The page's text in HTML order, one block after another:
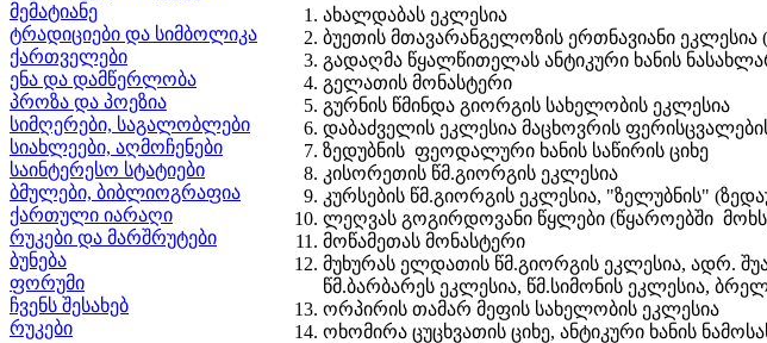
მემატიანე
ტრადიციები და სიმბოლიკა
ქართველები
ენა და დამწერლობა
პროზა და პოეზია
სიმღერები, საგალობლები
სიახლეები, აღმოჩენები
საინტერესო სტატიები
ბმულები, ბიბლიოგრაფია
ქართული იარაღი
რუკები და მარშრუტები
ბუნება
ფორუმი
ჩვენს შესახებ
რუკები
ახალდაბას ეკლესია
ბუეთის მთავარანგელოზის ერთნავიანი ეკლესია
გადაღმა წყალწითელას ანტიკური ხანის
გელათის მონასტერი
გურნის წმინდა გიორგის სახელობის ეკლესია
დაბაძველის ეკლესია მაცხოვრის
ზედუბნის ფეოდალური ხანის საწირის ციხე
კისორეთის წმ.გიორგის ეკლესია
კურსების წმ.გიორგის ეკლესია, "ზელუბნის"
ლეღვას გოგირდოვანი წყლები (წყაროებში
მოწამეთას მონასტერი
მუხურას ელდათის წმ.გიორგის ეკლესია, ადრ.
წმ.ბარბარეს ეკლესია, წმ.სიმონის ეკლესია,
ორპირის თამარ მეფის სახელობის ეკლესია
ოხომირა ცუცხვათის ციხე, ანტიკური ხანის